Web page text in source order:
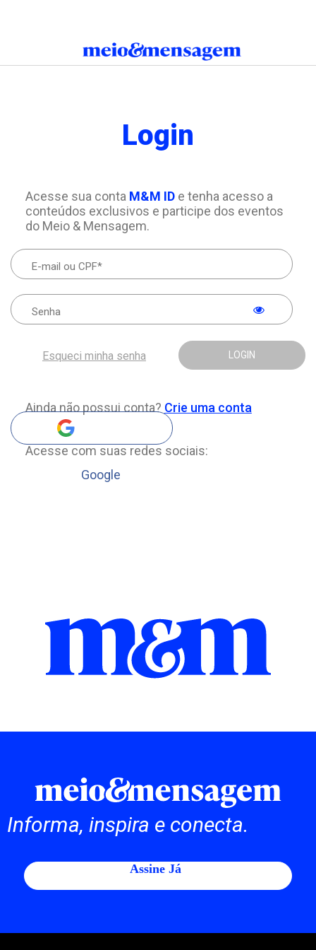
Login
Acesse sua conta M&M IDe tenha acesso a
conteúdos exclusivos e participe dos eventos
do Meio & Mensagem.
LOGIN
Esqueci minha senha
Ainda não possui conta? Crie uma conta
Acesse com suas redes sociais:
Google
Informa, inspira e conecta.
Assine Já